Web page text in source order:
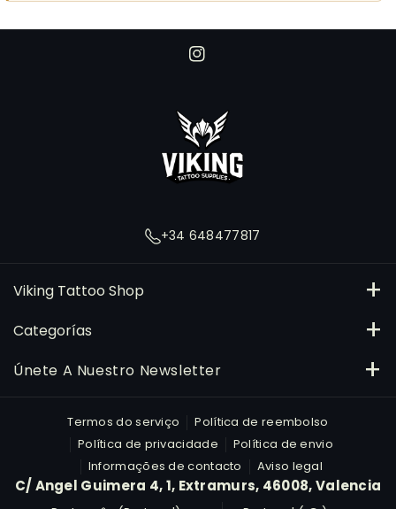
I
t
a
a
+34 648477817
Viking Tattoo Shop
C/ Angel Guimera 4, Extramurs, 46008, Valencia
pedidos@vikingtattooshop.com
Categorías
Tintas
Material para o estúdio
Únete A Nuestro Newsletter
R
Al suscribirte, aceptas nuestra Política de Privacidad.
Termos do serviço
Política de reembolso
Política de privacidade
Política de envio
Informações de contacto
Aviso legal
C/ Angel Guimera 4, 1, Extramurs, 46008, Valencia